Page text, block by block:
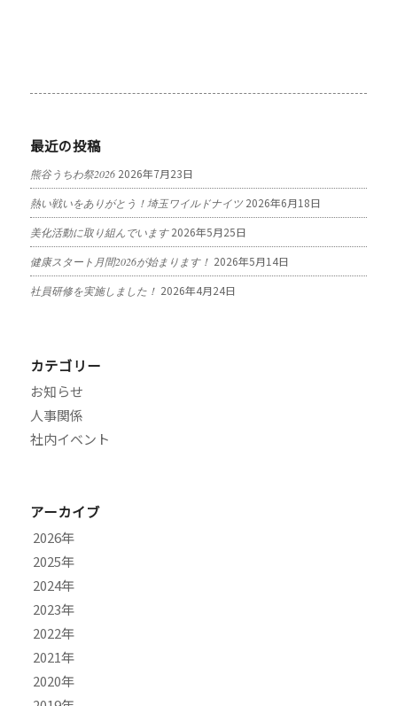
最近の投稿
熊谷うちわ祭2026 2026年7月23日
熱い戦いをありがとう！埼玉ワイルドナイツ 2026年6月18日
美化活動に取り組んでいます 2026年5月25日
健康スタート月間2026が始まります！ 2026年5月14日
社員研修を実施しました！ 2026年4月24日
カテゴリー
お知らせ
人事関係
社内イベント
アーカイブ
2026
7月
6月
5月
4月
3月
2月
2025
11月
10月
9月
8月
7月
2024
12月
11月
10月
9月
2023
9月
7月
6月
2022
12月
11月
2021
10月
2020